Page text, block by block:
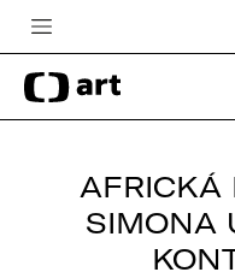
Česká televize
Zpravodajství
iVysílání
AFRICKÁ
SIMONA